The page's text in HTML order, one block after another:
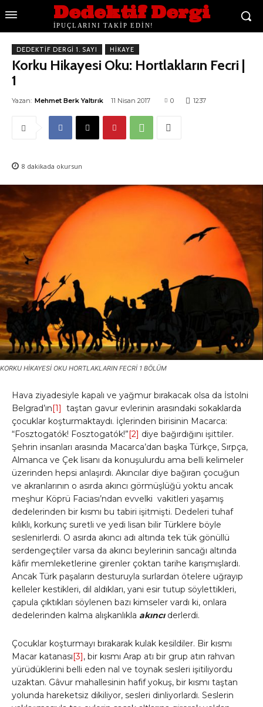
Dedektif Dergi
İPUÇLARINI TAKİP EDİN!
DEDEKTIF DERGI 1. SAYI HIKAYE
Korku Hikayesi Oku: Hortlakların Fecri |
1
Yazan: Mehmet Berk Yaltırık 11 Nisan 2017 0 1237
8 dakikada okursun
KORKU HİKAYESİ OKU HORTLAKLARIN FECRİ 1 BÖLÜM
Hava ziyadesiyle kapalı ve yağmur bırakacak olsa da İstolni
Belgrad’ın[1] taştan gavur evlerinin arasındaki sokaklarda
çocuklar koşturmaktaydı. İçlerinden birisinin Macarca:
“Fosztogatók! Fosztogatók!”[2] diye bağırdığını işittiler.
Şehrin insanları arasında Macarca’dan başka Türkçe, Sırpça,
Almanca ve Çek lisanı da konuşulurdu ama belli kelimeler
üzerinden hepsi anlaşırdı. Akıncılar diye bağıran çocuğun
ve akranlarının o asırda akıncı görmüşlüğü yoktu ancak
meşhur Köprü Faciası’ndan evvelki vakitleri yaşamış
dedelerinden bir kısmı bu tabiri işitmişti. Dedeleri tuhaf
kılıklı, korkunç suretli ve yedi lisan bilir Türklere böyle
seslenirlerdi. O asırda akıncı adı altında tek tük gönüllü
serdengeçtiler varsa da akıncı beylerinin sancağı altında
kâfir memleketlerine girenler çoktan tarihe karışmışlardı.
Ancak Türk paşaların desturuyla surlardan ötelere uğrayıp
kelleler kestikleri, dil aldıkları, yani esir tutup söylettikleri,
çapula çıktıkları söylenen bazı kimseler vardı ki, onlara
dedelerinden kalma alışkanlıkla akıncıderlerdi.
Çocuklar koşturmayı bırakarak kulak kesildiler. Bir kısmı
Macar katanası[3], bir kısmı Arap atı bir grup atın rahvan
yürüdüklerini belli eden nal ve toynak sesleri işitiliyordu
uzaktan. Gâvur mahallesinin hafif yokuş, bir kısmı taştan
yolunda hareketsiz dikiliyor, sesleri dinliyorlardı. Seslerin